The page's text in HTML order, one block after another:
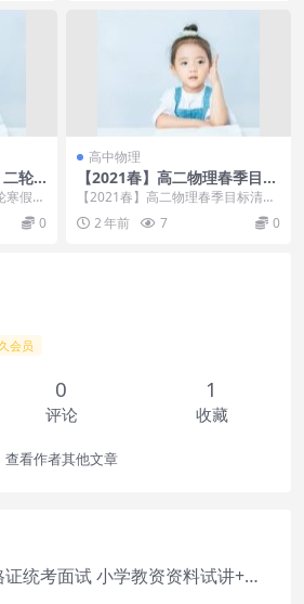
轮
寒假班
01.力
0
高中物理
【2021春】高二物理春季目标
清北班于亮【完结】
【2021春】高二物理春季目标清北
班于亮【完结】目录：├─第四讲│
├┈01.m...
2 年前 7 0
会员
0
评论
1
收藏
查看作者其他文章
2021年教师资格证统考面试 小学教资资料试讲+答辩